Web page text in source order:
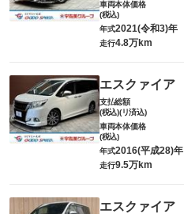
車両本体価格
(税込)
年式2021(令和3)年
走行4.8万km
エスクァイア
支払総額
(税込)(リ済込)
車両本体価格
(税込)
年式2016(平成28)年
走行9.5万km
エスクァイア